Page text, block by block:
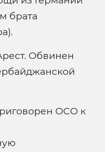
брата
Обвинен
ОСО к